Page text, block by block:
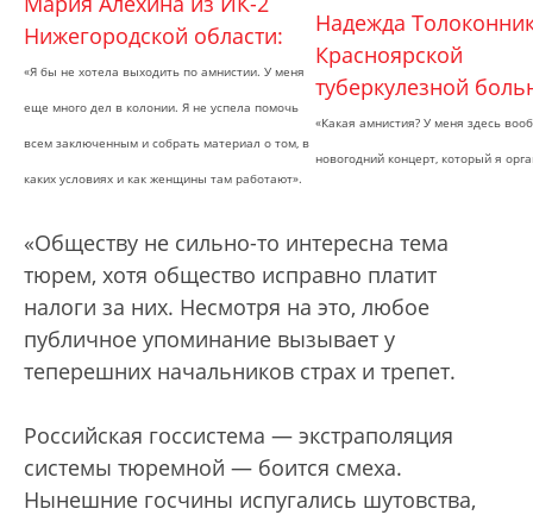
Нижегородской области:
«Я бы не хотела выходить по амнистии. У меня
еще много дел в колонии. Я не успела помочь
всем заключенным и собрать материал о том, в
каких условиях и как женщины там работают».
Надежда
Красноярской
туберкулезной
«Какая амнистия? У меня здесь
новогодний концерт, который я
«Обществу не сильно-то интересна тема
тюрем, хотя общество исправно платит
налоги за них. Несмотря на это, любое
публичное упоминание вызывает у
теперешних начальников страх и трепет.
Российская госсистема — экстраполяция
системы тюремной — боится смеха.
Нынешние госчины испугались шутовства,